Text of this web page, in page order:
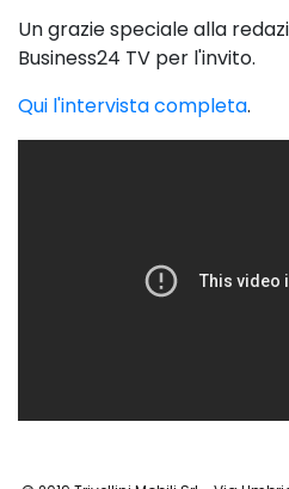
Un grazie speciale alla
Business24 TV per l'invito.
Qui l'intervista completa.